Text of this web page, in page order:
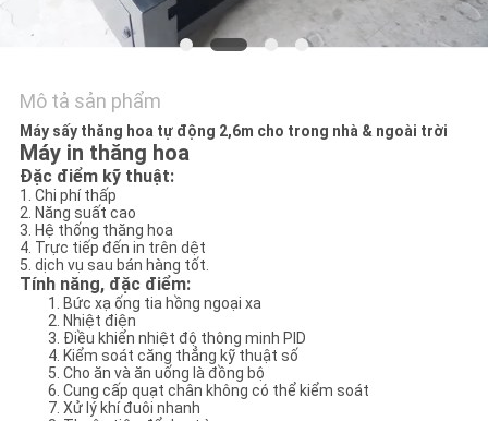
CÁC
TRƯỜNG
HỢP
COMPANY
NEWS
SƠ
TRANG
WEB
Mô tả sản phẩm
Máy sấy thăng hoa tự động 2,6m cho trong nhà & ngoài trời
Máy in thăng hoa
Đặc điểm kỹ thuật:
1. Chi phí thấp
2. Năng suất cao
3. Hệ thống thăng hoa
4. Trực tiếp đến in trên dệt
5. dịch vụ sau bán hàng tốt.
Tính năng, đặc điểm:
1. Bức xạ ống tia hồng ngoại xa
2. Nhiệt điện
3. Điều khiển nhiệt độ thông minh PID
4. Kiểm soát căng thẳng kỹ thuật số
5. Cho ăn và ăn uống là đồng bộ
6. Cung cấp quạt chân không có thể kiểm soát
7. Xử lý khí đuôi nhanh